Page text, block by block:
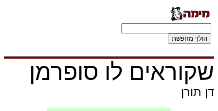
שקוראים לו סופרמן
דן תורן